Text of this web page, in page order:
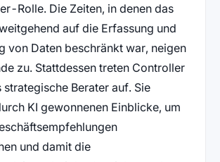
Rolle. Die Zeiten, in denen das
auf die Erfassung und
von Daten beschränkt war, neigen
zu. Stattdessen treten Controller
Berater auf. Sie
KI gewonnenen Einblicke, um
und damit die